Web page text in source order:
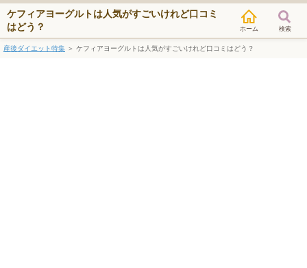
ケフィアヨーグルトは人気がすごいけれど口コミ
はどう？
検索
産後ダイエット特集 ＞ ケフィアヨーグルトは人気がすごいけれど口コミはどう？